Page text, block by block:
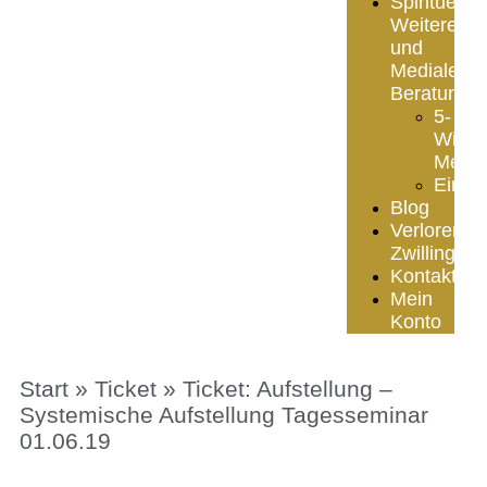
und
Mediale
Beratung
5-
Blog
Verlorener
Zwilling
Kontakt
Mein
Konto
Start » Ticket » Ticket: Aufstellung –
Systemische Aufstellung Tagesseminar
01.06.19